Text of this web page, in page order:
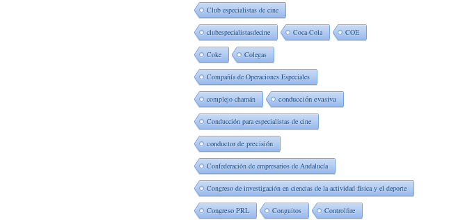
Club especialistas de cine
clubespecialistasdecine Coca-Cola COE
Coke Colegas
Compañía de Operaciones Especiales
complejo chamán conducción evasiva
Conducción para especialistas de cine
conductor de precisión
Confederación de empresarios de Andalucía
Congreso de investigación en ciencias de la actividad física y el deporte
Congreso PRL Conguitos Controlfire